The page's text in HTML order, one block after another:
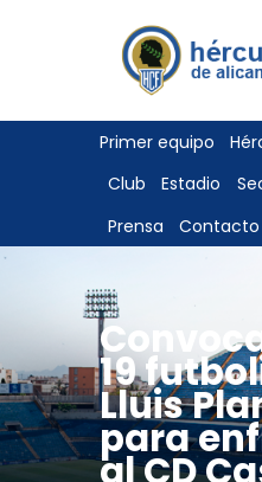
Primer equipo
Club
Estadio
Prensa
Contacto
19
Lluis
para
ENTRADAS
TIENDA